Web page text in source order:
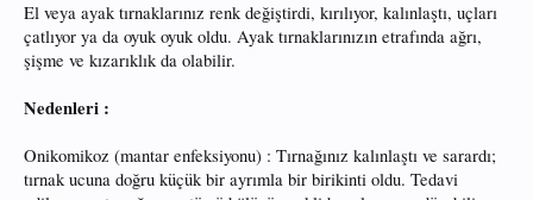
El veya ayak tırnaklarınız renk değiştirdi, kırılıyor, kalınlaştı, uçları
çatlıyor ya da oyuk oyuk oldu. Ayak tırnaklarınızın etrafında ağrı,
şişme ve kızarıklık da olabilir.
Nedenleri :
Onikomikoz (mantar enfeksiyonu) : Tırnağınız kalınlaştı ve sarardı;
tırnak ucuna doğru küçük bir ayrımla bir birikinti oldu. Tedavi